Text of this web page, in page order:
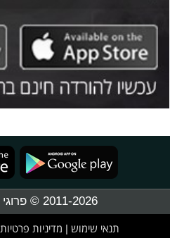
2011-2026 © פרוגי תקשורת בע"מ
תנאי שימוש מדיניות פרטיות